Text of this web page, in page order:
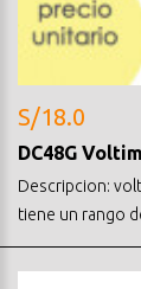
S/18.0
DC48G
Descripcion:
tiene un rango